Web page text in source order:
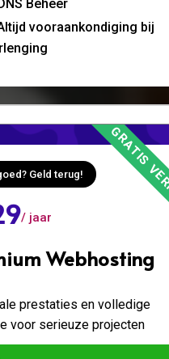
Beheer
vooraankondiging bij
Geld terug!
/ jaar
Webhosting
prestaties en volledige
voor serieuze projecten